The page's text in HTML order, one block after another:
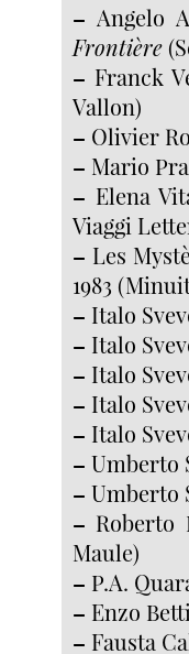
– Angelo
Frontière
– Franck
Vallon)
– Olivier
– Mario
– Elena
Viaggi
– Les
1983
– Italo
– Italo
– Italo
– Italo
– Italo
– Umberto
– Umberto
– Roberto
Maule)
– P.A.
– Enzo
– Fausta